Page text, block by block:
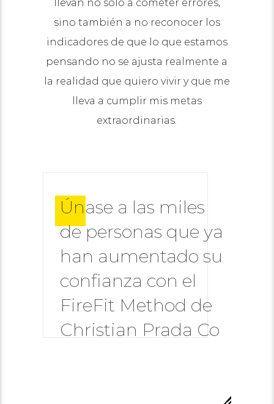
llevan no solo a cometer errores,
sino también a no reconocer los
indicadores de que lo que estamos
pensando no se ajusta realmente a
la realidad que quiero vivir y que me
lleva a cumplir mis metas
extraordinarias.
Únase a las miles
de personas que ya
han aumentado su
confianza con el
FireFit Method de
Christian Prada Co